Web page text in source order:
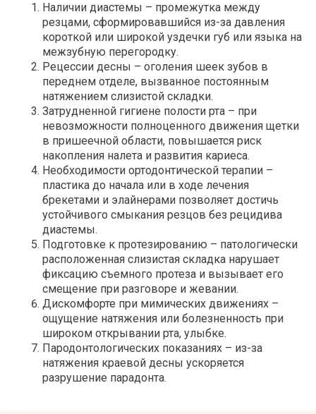
Наличии диастемы – промежутка между
резцами, сформировавшийся из-за давления
короткой или широкой уздечки губ или языка на
межзубную перегородку.
Рецессии десны – оголения шеек зубов в
переднем отделе, вызванное постоянным
натяжением слизистой складки.
Затрудненной гигиене полости рта – при
невозможности полноценного движения щетки
в пришеечной области, повышается риск
накопления налета и развития кариеса.
Необходимости ортодонтической терапии –
пластика до начала или в ходе лечения
брекетами и элайнерами позволяет достичь
устойчивого смыкания резцов без рецидива
диастемы.
Подготовке к протезированию – патологически
расположенная слизистая складка нарушает
фиксацию съемного протеза и вызывает его
смещение при разговоре и жевании.
Дискомфорте при мимических движениях –
ощущение натяжения или болезненность при
широком открывании рта, улыбке.
Пародонтологических показаниях – из-за
натяжения краевой десны ускоряется
разрушение парадонта.